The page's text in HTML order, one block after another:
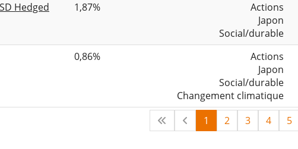
Hedged
1,87%
Actions
Japon
Social/durable
0,86%
Actions
Japon
Social/durable
Changement climatique
1 2 3 4 5